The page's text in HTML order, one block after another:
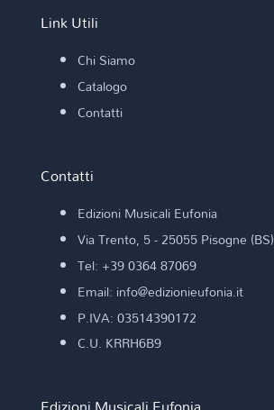
Link Utili
Chi Siamo
Catalogo
Contatti
Contatti
Edizioni Musicali Eufonia
Via Trento, 5 - 25055 Pisogne (BS)
Tel: +39 0364 87069
Email: info@edizionieufonia.it
P.IVA: 03514390172
C.U. KRRH6B9